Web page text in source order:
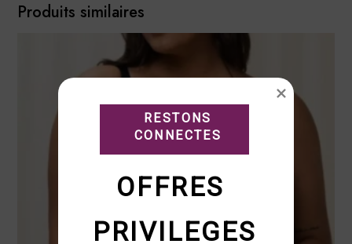
Produits similaires
RESTONS
CONNECTES
OFFRES
PRIVILEGES